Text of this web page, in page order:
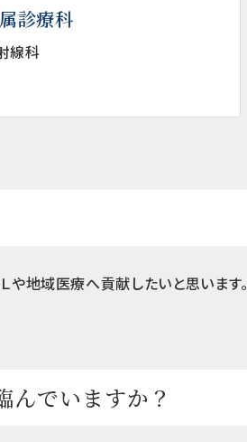
診療科
線科
地域医療へ貢献したいと思います。
んでいますか？